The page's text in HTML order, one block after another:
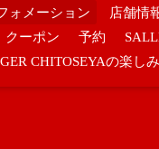
ォメーション 店舗情
クーポン 予約
CHITOSEYAの楽し